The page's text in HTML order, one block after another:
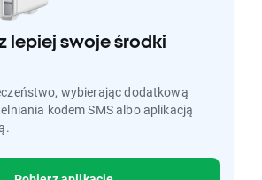
lepiej swoje środki
wybierając dodatkową
kodem SMS albo aplikacją